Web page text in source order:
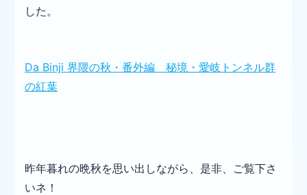
した。
Da Binji 界隈の秋・番外編 秘境・愛岐トンネル群
の紅葉
昨年暮れの晩秋を思い出しながら、是非、ご覧下さ
いネ！